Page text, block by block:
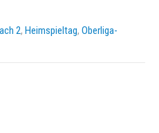
2, Heimspieltag, Oberliga-